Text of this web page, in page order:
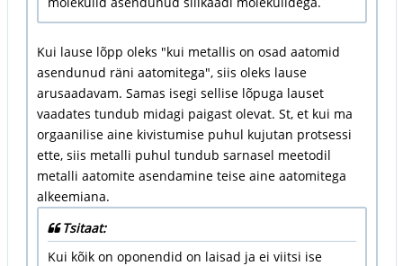
Kui lause lõpp oleks "kui metallis on osad aatomid
asendunud räni aatomitega", siis oleks lause
arusaadavam. Samas isegi sellise lõpuga lauset
vaadates tundub midagi paigast olevat. St, et kui ma
orgaanilise aine kivistumise puhul kujutan protsessi
ette, siis metalli puhul tundub sarnasel meetodil
metalli aatomite asendamine teise aine aatomitega
alkeemiana.
Tsitaat:
Kui kõik on oponendid on laisad ja ei viitsi ise